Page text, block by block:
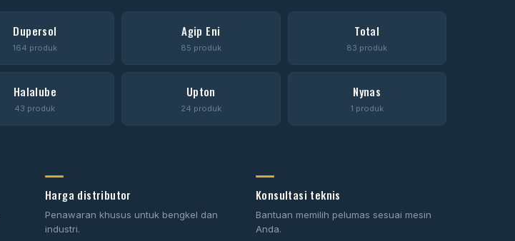
Dupersol
164 produk
Agip Eni
85 produk
Total
83 produk
Halalube
43 produk
Upton
24 produk
Nynas
1 produk
Harga distributor
Penawaran khusus untuk bengkel dan
industri.
Konsultasi teknis
Bantuan memilih pelumas sesuai mesin
Anda.